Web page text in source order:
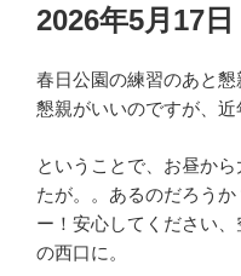
稿
日:
2026年5月17日
春日公園の練習のあと
懇親がいいのですが、近
ということで、お昼か
たが。。あるのだろう
ー！安心してください
の西口に。